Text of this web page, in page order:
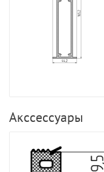
Акссессуары